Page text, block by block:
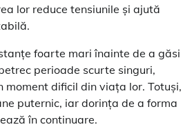
lor reduce tensiunile și ajută
foarte mari înainte de a găsi
perioade scurte singuri,
moment dificil din viața lor. Totuși,
puternic, iar dorința de a forma
în continuare.